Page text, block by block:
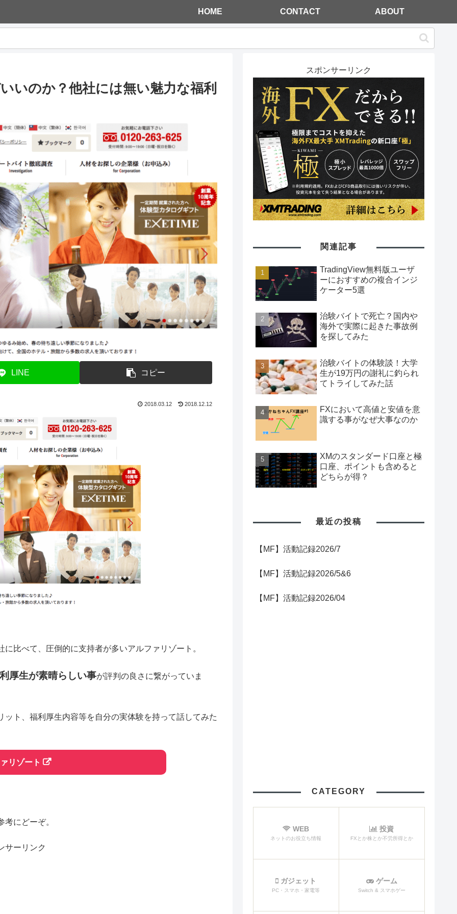
HOME CONTACT ABOUT
いのか？他社には無い魅力な福利
LINE コピー
2018.03.12 2018.12.12
比べて、圧倒的に支持者が多いアルファリゾート。
厚生が素晴らしい事が評判の良さに繋がっていま
ト、福利厚生内容等を自分の実体験を持って話してみた
リゾート
にどーぞ。
サーリンク
スポンサーリンク
関連記事
TradingView無料版ユーザ
ーにおすすめの複合インジ
ケーター5選
治験バイトで死亡？国内や
海外で実際に起きた事故例
を探してみた
治験バイトの体験談！大学
生が19万円の謝礼に釣られ
てトライしてみた話
FXにおいて高値と安値を意
識する事がなぜ大事なのか
XMのスタンダード口座と極
口座、ポイントも含めると
どちらが得？
最近の投稿
【MF】活動記録2026/7
【MF】活動記録2026/5&6
【MF】活動記録2026/04
CATEGORY
WEB
ネットのお役立ち情報
投資
FXとか株とか不労所得とか
ガジェット
PC・スマホ・家電等
ゲーム
Switch & スマホゲー